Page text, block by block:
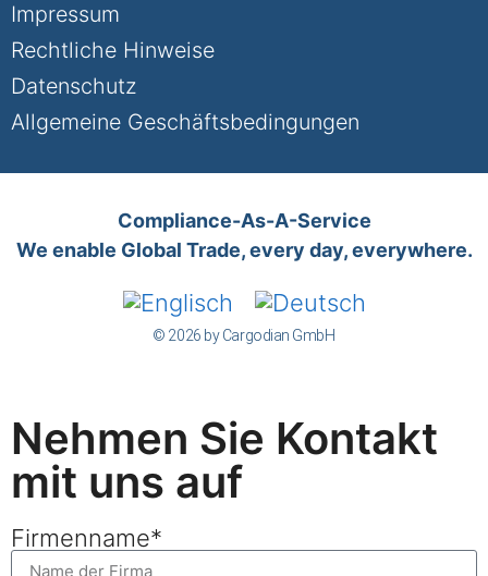
Impressum
Rechtliche Hinweise
Datenschutz
Allgemeine Geschäftsbedingungen
Compliance-As-A-Service
We enable Global Trade, every day, everywhere.
© 2026 by Cargodian GmbH
Nehmen Sie Kontakt
mit uns auf
Firmenname*